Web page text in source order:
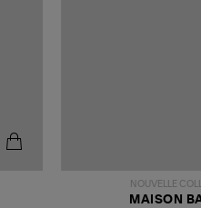
NOUVELLE
MAISON